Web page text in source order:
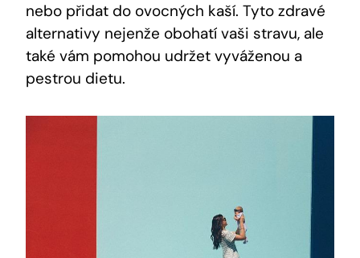
nebo ‍přidat do ⁣ovocných kaší. Tyto zdravé
alternativy nejenže obohatí ⁣vaši ‌stravu,‌ ale
také vám pomohou udržet vyváženou a
pestrou dietu.